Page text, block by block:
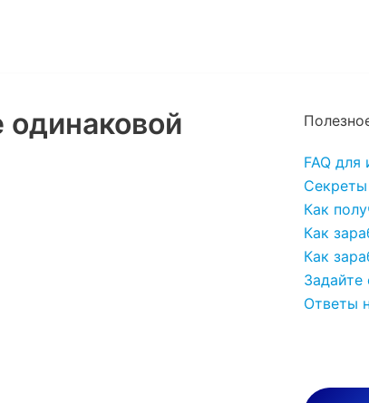
одинаковой
FAQ
Как
Как
Как
Задайте
Ответы